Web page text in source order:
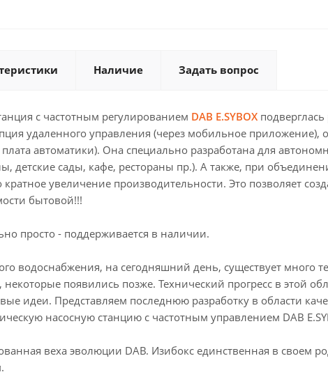
Наличие Задать вопрос
с частотным регулированием DAB E.SYBOX
удаленного управления (через мобильное
автоматики). Она специально разработана для
детские сады, кафе, рестораны пр.). А также, при
кратное увеличение производительности. Это позволяет
бытовой!!!
просто - поддерживается в наличии.
водоснабжения, на сегодняшний день, существует много
появились позже. Технический прогресс в этой
идеи. Представляем последнюю разработку в области
насосную станцию с частотным управлением DAB
веха эволюции DAB. Изибокс единственная в своем